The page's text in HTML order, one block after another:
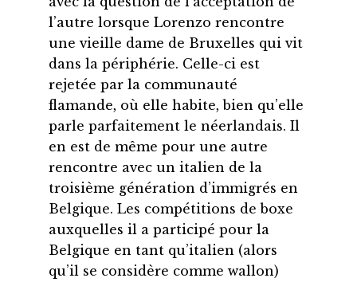
l’autre lorsque Lorenzo rencontre
une vieille dame de Bruxelles qui vit
dans la périphérie. Celle-ci est
rejetée par la communauté
flamande, où elle habite, bien qu’elle
parle parfaitement le néerlandais. Il
en est de même pour une autre
rencontre avec un italien de la
troisième génération d’immigrés en
Belgique. Les compétitions de boxe
auxquelles il a participé pour la
Belgique en tant qu’italien (alors
qu’il se considère comme wallon)